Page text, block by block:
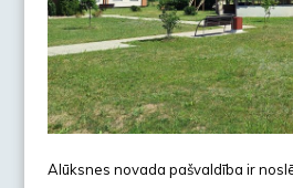
Alūksnes novada pašvaldība ir